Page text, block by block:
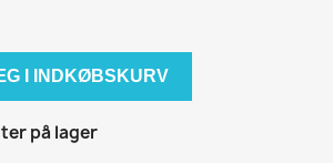
I INDKØBSKURV
på lager